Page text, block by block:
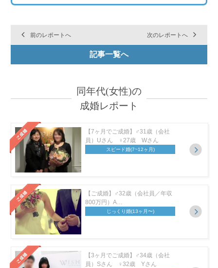
前のレポートへ 次のレポートへ
記事一覧へ
同年代(女性)の
成婚レポート
【7ヶ月でご成婚】♂31歳（会社
員）Uさん ♀27歳 Wさん
スピード婚(7~12ヶ月)
【ご成婚】♂32歳（会社員／年収
800万円）A…
じっくり婚(13ヶ月〜)
【3ヶ月でご成婚】♂34歳（会社
員）Sさん ♀32歳 Yさん